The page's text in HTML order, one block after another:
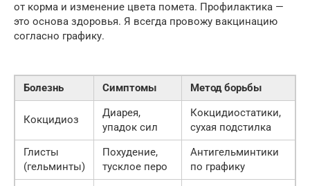
от корма и изменение цвета помета. Профилактика —
это основа здоровья. Я всегда провожу вакцинацию
согласно графику.
Болезнь Симптомы Метод борьбы
Кокцидиоз
Диарея,
упадок сил
Кокцидиостатики,
сухая подстилка
Глисты
(гельминты)
Похудение,
тусклое перо
Антигельминтики
по графику